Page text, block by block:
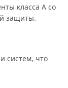
класса А со
защиты.
систем, что